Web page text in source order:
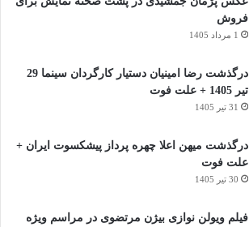
فروش
1 مرداد 1405
درگذشت رضا امینیان دستیار کارگردان سینما 29
تیر 1405 + علت فوت
31 تیر 1405
درگذشت میهن اعلا چهره پرداز پیشکسوت ایران +
علت فوت
30 تیر 1405
فیلم ویولن نوازی بیژن مرتضوی در مراسم ویژه